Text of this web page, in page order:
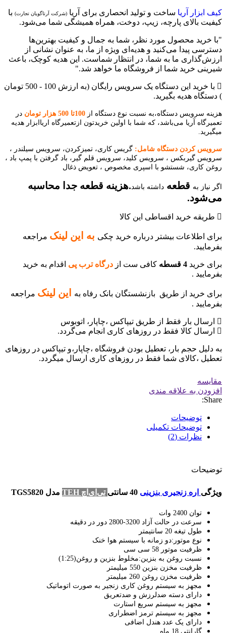
کیف ابزار آریا ساخت و تولید انحصاری برای آریا (شرکت آرتاگویان تجارت) با
کیفیت بالای پارچه، زیپ، دوخت، همراه همیشگی شما می‌شود.
"با خرید محصول مورد نظر، شما به جمال و کیفیت بهترین‌ها
دسترسی پیدا می‌کنید و هدیه‌ای ویژه از ما، به عنوان نشانی از
ارزش‌گذاری ما به شما، در انتظار شماست. این هدیه کوچک، باعث
شیرینی خرید شما از فروشگاه ما خواهد شد."
با خرید این دستگاه یک سرویس رایگان (به ارزش 100 - 500 تومان
) دستگاه هدیه بگیرید.
هزینه سرویس دستگاه،به نسبت نوع دستگاه از
در
تعمیرگاه آریا می‌باشد، که شما با اولین خریدتون ازتعمیرگاه اریاابزار هدیه
میگیرید.
سرویس کردن دستگاه شامل: گریس کاری، تمیزکردن، سرویس سیلندر ،
سرویس گیربکس ، سرویس کلید، سرویس قلم گیر، باد گرفتن با پمپ باد ،
روغن کاری، شستشو با اسپری مخصوص ، تعویض ذغال
اگر نیاز به قطعه داشته باشد.هزینه قطعه جدا محاسبه
می‌شود.
طریقه خرید اقساطی این کالا
برای اطلاعات بیشتر درباره خرید چکی به این لینک مراجعه
بفرمایید.
برای خرید کافی ست از درگاه ترب پی اقدام به خرید
بفرمایید .
برای خرید از طریق بازنشستگان بانک رفاه به این لینک مراجعه
بفرمایید .
ارسال بار فقط از طریق تیپاکس ،چاپار، اتوبوس
ارسال کالا فقط در روزهای کاری انجام می‌گردد.
به دلیل حجم بار، تعطیل بودن فروشگاه ،چاپار،و تیپاکس در روزهای
تعطیل ،کالای شما فقط در روزهای کاری ارسال میگردد.
مقایسه
افزودن به علاقه مندی
Share:
توضیحات
توضیحات تکمیلی
نظرات (2)
توضیحات
ویژگی اره زنجیری بنزینی تی‌ای‌ا‌چ TEH مدل TGS5820
توان 2400 وات
سرعت در حالت آزاد 3200-2800 دور در دقیقه
طول تیغه 20 سانتیمتر
نوع موتور:دو زمانه با سیستم هوا خنک
ظرفیت موتور 58 سی سی
نسبت روغن به بنزین:مخلوط بنزین و روغن(1:25)
ظرفیت مخزن بنزین 550 میلیمتر
ظرفیت مخزن روغن 260 میلیمتر
مجهز به سیستم روغن کاری زنجیر به صورت اتوماتیک
دارای دسته ضدلرزش و ضدتعریق
مجهز به سیستم سریع استارت
مجهز به سیستم ترمز اضطراری
دارای یک عدد هندل اضافی
گارانتی 18 ماه